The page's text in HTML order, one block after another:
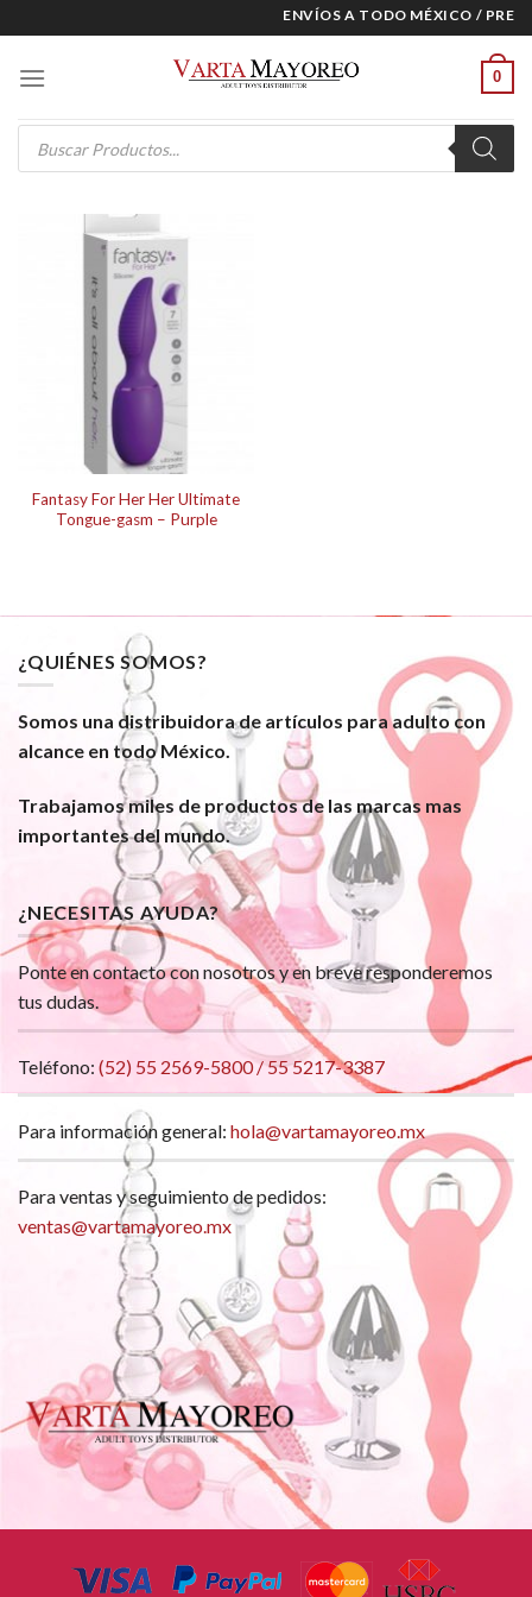
to
content
ENVÍOS A TODO MÉXICO /
0
Products
search
Fantasy For Her Her Ultimate
Tongue-gasm – Purple
¿QUIÉNES SOMOS?
Somos una distribuidora de artículos para adulto con
alcance en todo México.
Trabajamos miles de productos de las marcas mas
importantes del mundo.
¿NECESITAS AYUDA?
Ponte en contacto con nosotros y en breve responderemos
tus dudas.
Teléfono: (52) 55 2569-5800 / 55 5217-3387
Para información general: hola@vartamayoreo.mx
Para ventas y seguimiento de pedidos:
ventas@vartamayoreo.mx